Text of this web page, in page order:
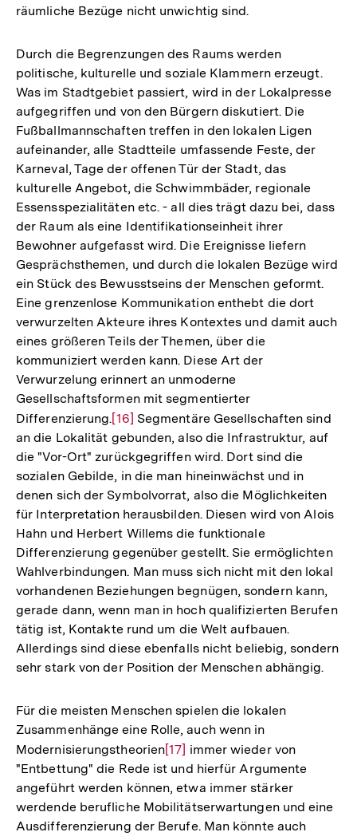
räumliche Bezüge nicht unwichtig sind.
Durch die Begrenzungen des Raums werden
politische, kulturelle und soziale Klammern erzeugt.
Was im Stadtgebiet passiert, wird in der Lokalpresse
aufgegriffen und von den Bürgern diskutiert. Die
Fußballmannschaften treffen in den lokalen Ligen
aufeinander, alle Stadtteile umfassende Feste, der
Karneval, Tage der offenen Tür der Stadt, das
kulturelle Angebot, die Schwimmbäder, regionale
Essensspezialitäten etc. - all dies trägt dazu bei, dass
der Raum als eine Identifikationseinheit ihrer
Bewohner aufgefasst wird. Die Ereignisse liefern
Gesprächsthemen, und durch die lokalen Bezüge wird
ein Stück des Bewusstseins der Menschen geformt.
Eine grenzenlose Kommunikation enthebt die dort
verwurzelten Akteure ihres Kontextes und damit auch
eines größeren Teils der Themen, über die
kommuniziert werden kann. Diese Art der
Verwurzelung erinnert an unmoderne
Gesellschaftsformen mit segmentierter
Differenzierung.Zur
Auflösung
der
Fußnote
[16] Segmentäre Gesellschaften sind
an die Lokalität gebunden, also die Infrastruktur, auf
die "Vor-Ort" zurückgegriffen wird. Dort sind die
sozialen Gebilde, in die man hineinwächst und in
denen sich der Symbolvorrat, also die Möglichkeiten
für Interpretation herausbilden. Diesen wird von Alois
Hahn und Herbert Willems die funktionale
Differenzierung gegenüber gestellt. Sie ermöglichten
Wahlverbindungen. Man muss sich nicht mit den lokal
vorhandenen Beziehungen begnügen, sondern kann,
gerade dann, wenn man in hoch qualifizierten Berufen
tätig ist, Kontakte rund um die Welt aufbauen.
Allerdings sind diese ebenfalls nicht beliebig, sondern
sehr stark von der Position der Menschen abhängig.
Für die meisten Menschen spielen die lokalen
Zusammenhänge eine Rolle, auch wenn in
ModernisierungstheorienZur
Auflösung
der
Fußnote
[17] immer wieder von
"Entbettung" die Rede ist und hierfür Argumente
angeführt werden können, etwa immer stärker
werdende berufliche Mobilitätserwartungen und eine
Ausdifferenzierung der Berufe. Man könnte auch